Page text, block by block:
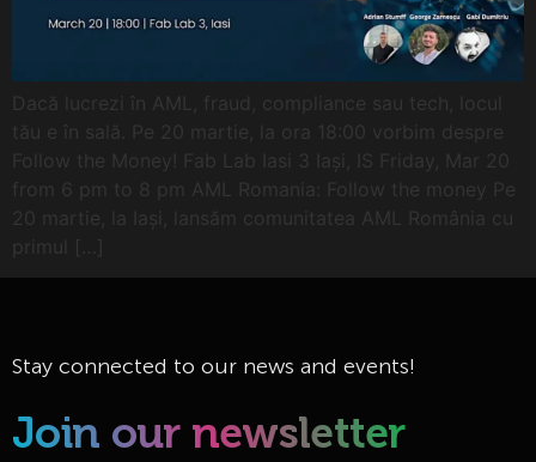
Dacă lucrezi în AML, fraud, compliance sau tech, locul
tău e în sală. Pe 20 martie, la ora 18:00 vorbim despre
Follow the Money! Fab Lab Iasi 3 Iași, IS Friday, Mar 20
from 6 pm to 8 pm AML Romania: Follow the money Pe
20 martie, la Iași, lansăm comunitatea AML România cu
primul […]
Stay connected to our news and events!
Join our newsletter